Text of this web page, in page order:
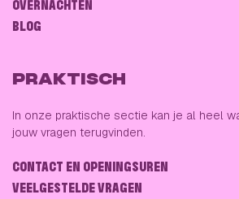
OVERNACHTEN
BLOG
PRAKTISCH
In onze praktische sectie kan je al heel
jouw vragen terugvinden.
CONTACT EN OPENINGSUREN
VEELGESTELDE VRAGEN